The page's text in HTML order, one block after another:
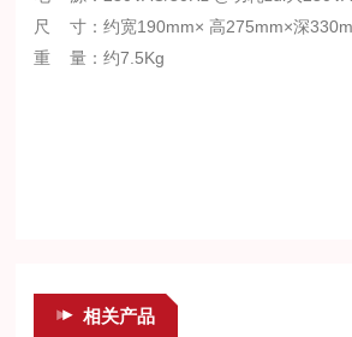
尺 寸：约宽190mm× 高275mm×深
重 量：约7.5Kg
相关产品